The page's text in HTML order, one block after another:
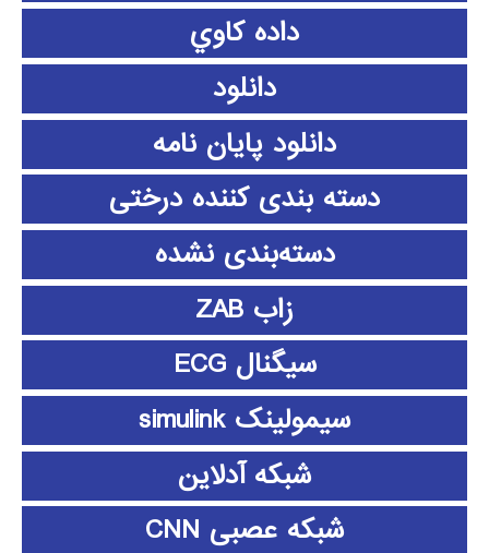
داده كاوي
دانلود
دانلود پايان نامه
دسته بندی کننده درختی
دسته‌بندی نشده
زاب ZAB
سیگنال ECG
سیمولینک simulink
شبکه آدلاین
شبکه عصبی CNN